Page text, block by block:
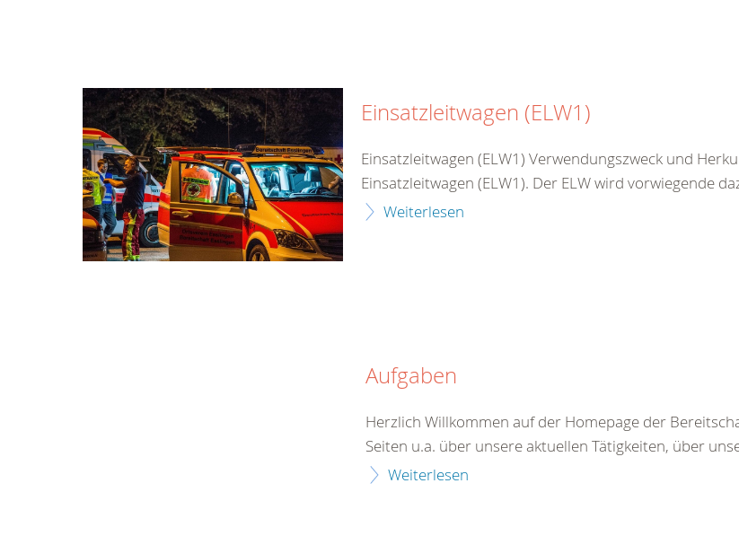
Einsatzleitwagen (ELW1)
Einsatzleitwagen (ELW1) Verwendungszweck und
Einsatzleitwagen (ELW1). Der ELW wird vorwiegende
Weiterlesen
Aufgaben
Herzlich Willkommen auf der Homepage der
Seiten u.a. über unsere aktuellen Tätigkeiten, über
Weiterlesen